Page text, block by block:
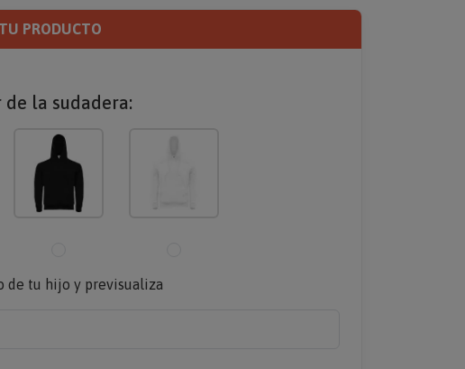
PRODUCTO
la sudadera:
de tu hijo y previsualiza